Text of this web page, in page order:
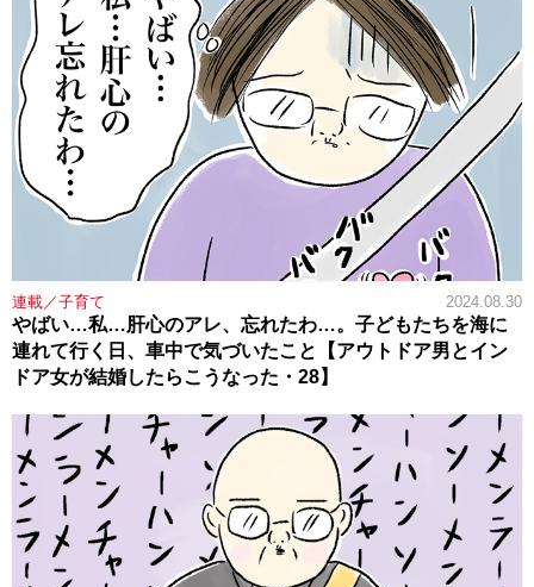
連載／子育て 2024.08.30
やばい…私…肝心のアレ、忘れたわ…。子どもたちを海に
連れて行く日、車中で気づいたこと【アウトドア男とイン
ドア女が結婚したらこうなった・28】